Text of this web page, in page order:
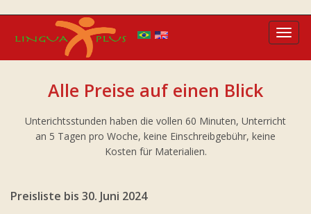
Alle Preise auf einen Blick
Unterichtsstunden haben die vollen 60 Minuten, Unterricht
an 5 Tagen pro Woche, keine Einschreibgebühr, keine
Kosten für Materialien.
Preisliste bis 30. Juni 2024